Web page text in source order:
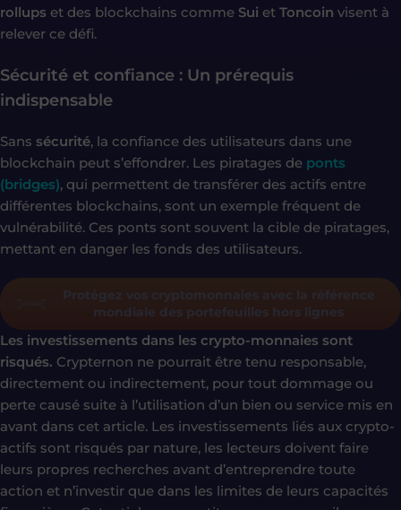
rollups et des blockchains comme Sui et Toncoin visent à
relever ce défi.
Sécurité et confiance : Un prérequis
indispensable
Sans sécurité, la confiance des utilisateurs dans une
blockchain peut s’effondrer. Les piratages de ponts
(bridges), qui permettent de transférer des actifs entre
différentes blockchains, sont un exemple fréquent de
vulnérabilité. Ces ponts sont souvent la cible de piratages,
mettant en danger les fonds des utilisateurs.
Protégez vos cryptomonnaies avec la référence
mondiale des portefeuilles hors lignes
Les investissements dans les crypto-monnaies sont
risqués. Crypternon ne pourrait être tenu responsable,
directement ou indirectement, pour tout dommage ou
perte causé suite à l’utilisation d’un bien ou service mis en
avant dans cet article. Les investissements liés aux crypto-
actifs sont risqués par nature, les lecteurs doivent faire
leurs propres recherches avant d’entreprendre toute
action et n’investir que dans les limites de leurs capacités